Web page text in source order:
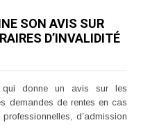
SON AVIS SUR
D’INVALIDITÉ
qui donne un avis sur les
demandes de rentes en cas
d’admission